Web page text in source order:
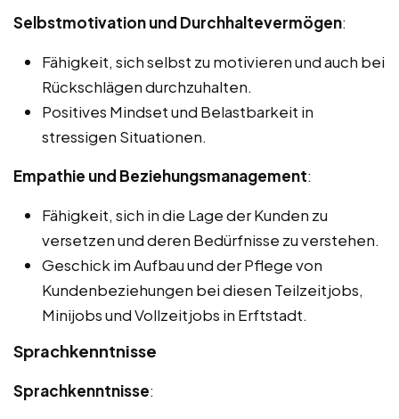
Selbstmotivation und Durchhaltevermögen:
Fähigkeit, sich selbst zu motivieren und auch bei
Rückschlägen durchzuhalten.
Positives Mindset und Belastbarkeit in
stressigen Situationen.
Empathie und Beziehungsmanagement:
Fähigkeit, sich in die Lage der Kunden zu
versetzen und deren Bedürfnisse zu verstehen.
Geschick im Aufbau und der Pflege von
Kundenbeziehungen bei diesen Teilzeitjobs,
Minijobs und Vollzeitjobs in Erftstadt.
Sprachkenntnisse
Sprachkenntnisse: